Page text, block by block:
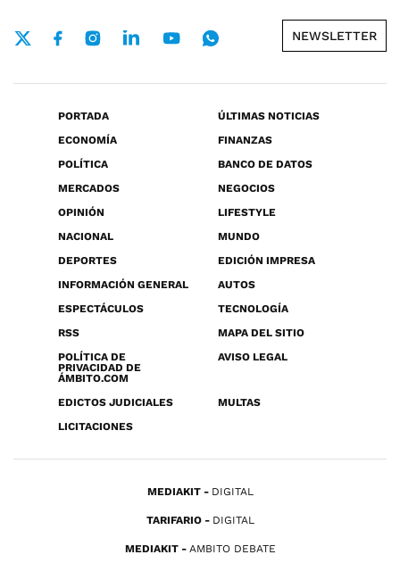
NEWSLETTER
PORTADA
ÚLTIMAS NOTICIAS
ECONOMÍA
FINANZAS
POLÍTICA
BANCO DE DATOS
MERCADOS
NEGOCIOS
OPINIÓN
LIFESTYLE
NACIONAL
MUNDO
DEPORTES
EDICIÓN IMPRESA
INFORMACIÓN GENERAL
AUTOS
ESPECTÁCULOS
TECNOLOGÍA
RSS
MAPA DEL SITIO
POLÍTICA DE
PRIVACIDAD DE
ÁMBITO.COM
AVISO LEGAL
EDICTOS JUDICIALES
MULTAS
LICITACIONES
MEDIAKIT DIGITAL
TARIFARIO DIGITAL
MEDIAKIT AMBITO DEBATE